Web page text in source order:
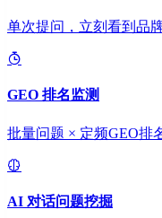
单次提问，立刻看到品
GEO 排名监测
批量问题 × 定频GEO排
AI 对话问题挖掘